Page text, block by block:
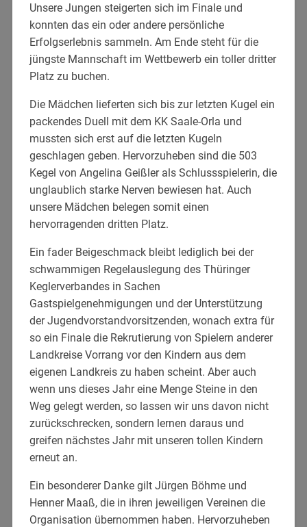
Unsere Jungen steigerten sich im Finale und
konnten das ein oder andere persönliche
Erfolgserlebnis sammeln. Am Ende steht für die
jüngste Mannschaft im Wettbewerb ein toller dritter
Platz zu buchen.
Die Mädchen lieferten sich bis zur letzten Kugel ein
packendes Duell mit dem KK Saale-Orla und
mussten sich erst auf die letzten Kugeln
geschlagen geben. Hervorzuheben sind die 503
Kegel von Angelina Geißler als Schlussspielerin, die
unglaublich starke Nerven bewiesen hat. Auch
unsere Mädchen belegen somit einen
hervorragenden dritten Platz.
Ein fader Beigeschmack bleibt lediglich bei der
schwammigen Regelauslegung des Thüringer
Keglerverbandes in Sachen
Gastspielgenehmigungen und der Unterstützung
der Jugendvorstandvorsitzenden, wonach extra für
so ein Finale die Rekrutierung von Spielern anderer
Landkreise Vorrang vor den Kindern aus dem
eigenen Landkreis zu haben scheint. Aber auch
wenn uns dieses Jahr eine Menge Steine in den
Weg gelegt werden, so lassen wir uns davon nicht
zurückschrecken, sondern lernen daraus und
greifen nächstes Jahr mit unseren tollen Kindern
erneut an.
Ein besonderer Danke gilt Jürgen Böhme und
Henner Maaß, die in ihren jeweiligen Vereinen die
Organisation übernommen haben. Hervorzuheben